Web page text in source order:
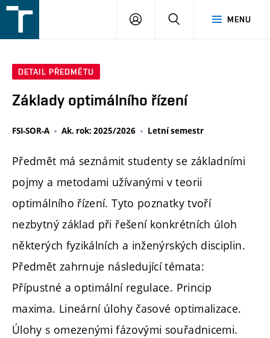
v
MENU
PŘIHLÁŠENÍ
DETAIL PŘEDMĚTU
Základy optimálního řízení
FSI-SOR-A Ak. rok: 2025/2026 Letní semestr
Předmět má seznámit studenty se základními
pojmy a metodami užívanými v teorii
optimálního řízení. Tyto poznatky tvoří
nezbytný základ při řešení konkrétních úloh
některých fyzikálních a inženýrských disciplin.
Předmět zahrnuje následující témata:
Přípustné a optimální regulace. Princip
maxima. Lineární úlohy časové optimalizace.
Úlohy s omezenými fázovými souřadnicemi.